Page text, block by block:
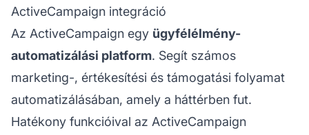
ActiveCampaign integráció
Az ActiveCampaign egy ügyfélélmény-
automatizálási platform. Segít számos
marketing-, értékesítési és támogatási folyamat
automatizálásában, amely a háttérben fut.
Hatékony funkcióival az ActiveCampaign